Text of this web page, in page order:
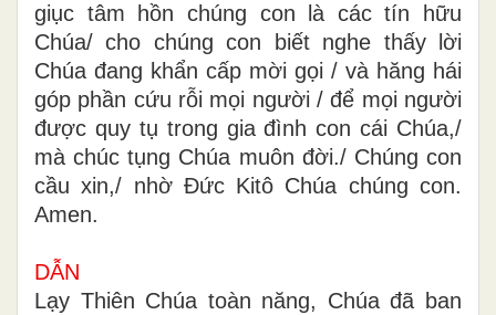
giục tâm hồn chúng con là các tín hữu
Chúa/ cho chúng con biết nghe thấy lời
Chúa đang khẩn cấp mời gọi / và hăng hái
góp phần cứu rỗi mọi người / để mọi người
được quy tụ trong gia đình con cái Chúa,/
mà chúc tụng Chúa muôn đời./ Chúng con
cầu xin,/ nhờ Đức Kitô Chúa chúng con.
Amen.
DẪN
Lạy Thiên Chúa toàn năng, Chúa đã ban